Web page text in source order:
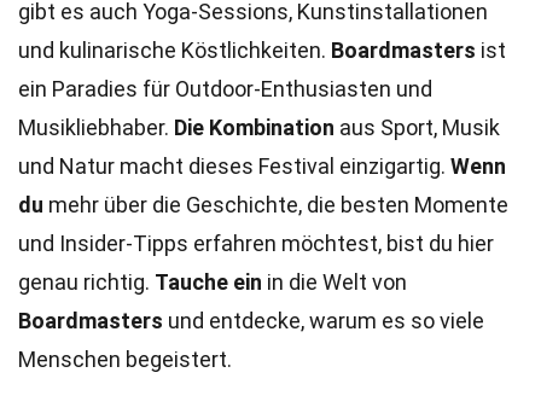
gibt es auch Yoga-Sessions, Kunstinstallationen
und kulinarische Köstlichkeiten. Boardmasters ist
ein Paradies für Outdoor-Enthusiasten und
Musikliebhaber. Die Kombination aus Sport, Musik
und Natur macht dieses Festival einzigartig. Wenn
du mehr über die Geschichte, die besten Momente
und Insider-Tipps erfahren möchtest, bist du hier
genau richtig. Tauche ein in die Welt von
Boardmasters und entdecke, warum es so viele
Menschen begeistert.